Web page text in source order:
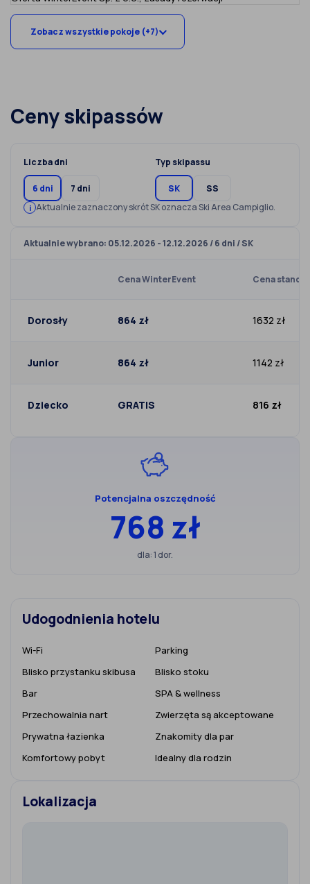
Zobacz wszystkie pokoje (+7)
Ceny skipassów
Liczba dni
6 dni 7 dni
Typ skipassu
SK
SS
Aktualnie zaznaczony skrót SK oznacza Ski Area Campiglio.
Aktualnie wybrano: 05.12.2026 - 12.12.2026 / 6 dni / SK
Cena WinterEvent Cena
Dorosły 864 zł 1632 zł
Junior 864 zł 1142 zł
Dziecko GRATIS 816 zł
Potencjalna oszczędność
768 zł
dla: 1 dor.
Udogodnienia hotelu
Wi-Fi
Parking
Blisko przystanku skibusa
Blisko stoku
Bar
SPA & wellness
Przechowalnia nart
Zwierzęta są akceptowane
Prywatna łazienka
Znakomity dla par
Komfortowy pobyt
Idealny dla rodzin
Lokalizacja